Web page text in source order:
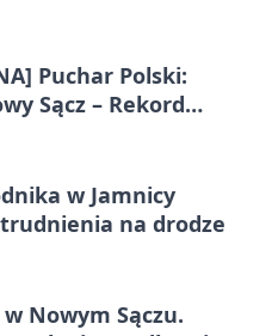
Puchar Polski:
Sącz – Rekord
w Jamnicy
na drodze
Nowym Sączu.